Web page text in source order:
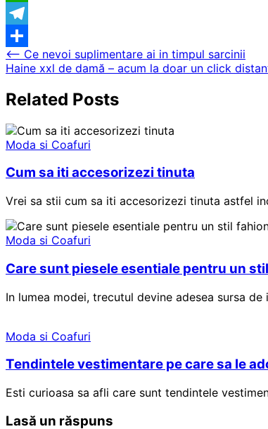
WhatsApp
Telegram
Partajează
Navigare
în
articole
⟵ Ce nevoi suplimentare ai in timpul sarcinii
Haine xxl de damă – acum la doar un click
Related Posts
Moda si Coafuri
Cum sa iti accesorizezi tinuta
Vrei sa stii cum sa iti accesorizezi tinuta astfel
Moda si Coafuri
Care sunt piesele esentiale pentru un
In lumea modei, trecutul devine adesea sursa
Moda si Coafuri
Tendintele vestimentare pe care sa le
Esti curioasa sa afli care sunt tendintele
Lasă un răspuns